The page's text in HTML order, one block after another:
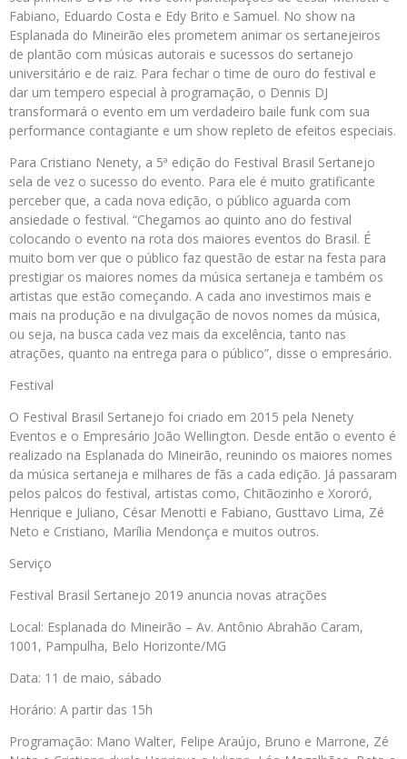
Fabiano, Eduardo Costa e Edy Brito e Samuel. No show na
Esplanada do Mineirão eles prometem animar os sertanejeiros
de plantão com músicas autorais e sucessos do sertanejo
universitário e de raiz. Para fechar o time de ouro do festival e
dar um tempero especial à programação, o Dennis DJ
transformará o evento em um verdadeiro baile funk com sua
performance contagiante e um show repleto de efeitos especiais.
Para Cristiano Nenety, a 5ª edição do Festival Brasil Sertanejo
sela de vez o sucesso do evento. Para ele é muito gratificante
perceber que, a cada nova edição, o público aguarda com
ansiedade o festival. “Chegamos ao quinto ano do festival
colocando o evento na rota dos maiores eventos do Brasil. É
muito bom ver que o público faz questão de estar na festa para
prestigiar os maiores nomes da música sertaneja e também os
artistas que estão começando. A cada ano investimos mais e
mais na produção e na divulgação de novos nomes da música,
ou seja, na busca cada vez mais da excelência, tanto nas
atrações, quanto na entrega para o público”, disse o empresário.
Festival
O Festival Brasil Sertanejo foi criado em 2015 pela Nenety
Eventos e o Empresário João Wellington. Desde então o evento é
realizado na Esplanada do Mineirão, reunindo os maiores nomes
da música sertaneja e milhares de fãs a cada edição. Já passaram
pelos palcos do festival, artistas como, Chitãozinho e Xororó,
Henrique e Juliano, César Menotti e Fabiano, Gusttavo Lima, Zé
Neto e Cristiano, Marília Mendonça e muitos outros.
Serviço
Festival Brasil Sertanejo 2019 anuncia novas atrações
Local: Esplanada do Mineirão – Av. Antônio Abrahão Caram,
1001, Pampulha, Belo Horizonte/MG
Data: 11 de maio, sábado
Horário: A partir das 15h
Programação: Mano Walter, Felipe Araújo, Bruno e Marrone, Zé